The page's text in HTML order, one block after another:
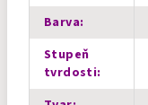
Barva:
Stupeň
tvrdosti: